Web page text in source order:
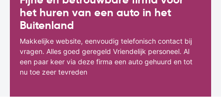
het huren van een auto in het
Buitenland
Makkelijke website, eenvoudig telefonisch contact bij
vragen. Alles goed geregeld Vriendelijk personeel. Al
een paar keer via deze firma een auto gehuurd en tot
nu toe zeer tevreden